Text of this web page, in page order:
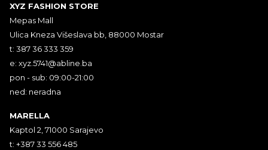
XYZ FASHION STORE
Mepas Mall
Ulica Kneza Višeslava bb, 88000 Mostar
t: 387 36 333 359
e: xyz.5741@abline.ba
pon - sub: 09:00-21:00
ned: neradna
MARELLA
Kaptol 2, 71000 Sarajevo
t: +387 33 556 485